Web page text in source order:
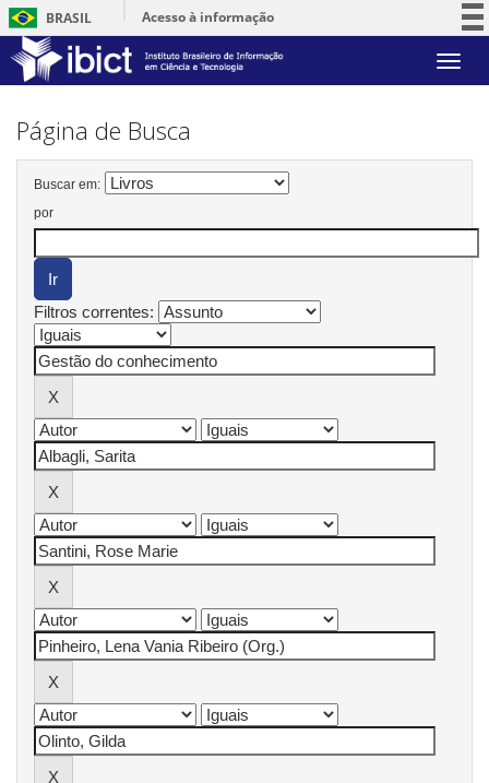
BRASIL
Acesso à informação
Serviços
Skip
Página de Busca
Buscar em:
por
Filtros correntes: